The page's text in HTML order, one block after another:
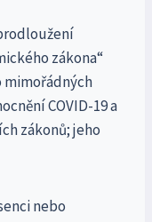
zákona“
mimořádných
COVID-19 a
zákonů; jeho
nebo